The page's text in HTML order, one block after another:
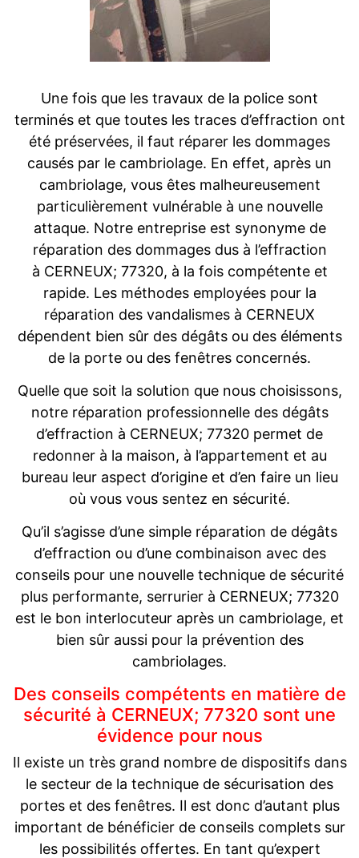
Une fois que les travaux de la police sont
terminés et que toutes les traces d’effraction ont
été préservées, il faut réparer les dommages
causés par le cambriolage. En effet, après un
cambriolage, vous êtes malheureusement
particulièrement vulnérable à une nouvelle
attaque. Notre entreprise est synonyme de
réparation des dommages dus à l’effraction
à CERNEUX; 77320, à la fois compétente et
rapide. Les méthodes employées pour la
réparation des vandalismes à CERNEUX
dépendent bien sûr des dégâts ou des éléments
de la porte ou des fenêtres concernés.
Quelle que soit la solution que nous choisissons,
notre réparation professionnelle des dégâts
d’effraction à CERNEUX; 77320 permet de
redonner à la maison, à l’appartement et au
bureau leur aspect d’origine et d’en faire un lieu
où vous vous sentez en sécurité.
Qu’il s’agisse d’une simple réparation de dégâts
d’effraction ou d’une combinaison avec des
conseils pour une nouvelle technique de sécurité
plus performante, serrurier à CERNEUX; 77320
est le bon interlocuteur après un cambriolage, et
bien sûr aussi pour la prévention des
cambriolages.
Des conseils compétents en matière de
sécurité à CERNEUX; 77320 sont une
évidence pour nous
Il existe un très grand nombre de dispositifs dans
le secteur de la technique de sécurisation des
portes et des fenêtres. Il est donc d’autant plus
important de bénéficier de conseils complets sur
les possibilités offertes. En tant qu’expert